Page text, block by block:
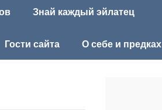
Знай каждый эйлатец
Гости сайта О себе и предках